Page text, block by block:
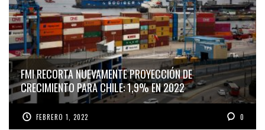
FMI RECORTA NUEVAMENTE PROYECCIÓN DE
CRECIMIENTO PARA CHILE: 1,9% EN 2022
FEBRERO 1, 2022 0